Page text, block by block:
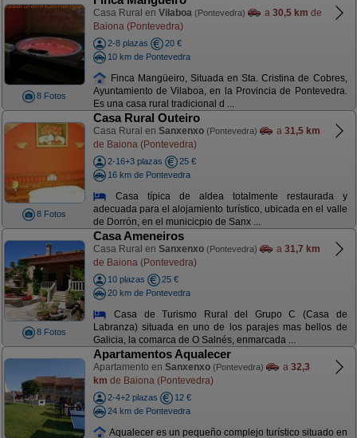
8 Fotos
Casa Rural en Vilaboa (Pontevedra) a 30,5 km de
Baiona (Pontevedra)
2-8 plazas
20 €
10 km de Pontevedra
Finca Mangüeiro, Situada en Sta. Cristina de Cobres,
Ayuntamiento de Vilaboa, en la Provincia de Pontevedra.
Es una casa rural tradicional d ...
8 Fotos
Casa Rural Outeiro
Casa Rural en Sanxenxo (Pontevedra) a 31,5 km
de Baiona (Pontevedra)
2-16+3 plazas
25 €
16 km de Pontevedra
Casa típica de aldea totalmente restaurada y
adecuada para el alojamiento turístico, ubicada en el valle
de Dorrón, en el municicpio de Sanx ...
8 Fotos
Casa Ameneiros
Casa Rural en Sanxenxo (Pontevedra) a 31,7 km
de Baiona (Pontevedra)
10 plazas
25 €
20 km de Pontevedra
Casa de Turismo Rural del Grupo C (Casa de
Labranza) situada en uno de los parajes mas bellos de
Galicia, la comarca de O Salnés, enmarcada ...
Apartamentos Aqualecer
Apartamento en Sanxenxo (Pontevedra) a 32,3
km de Baiona (Pontevedra)
2-4+2 plazas
12 €
24 km de Pontevedra
Aqualecer es un pequeño complejo turístico situado en